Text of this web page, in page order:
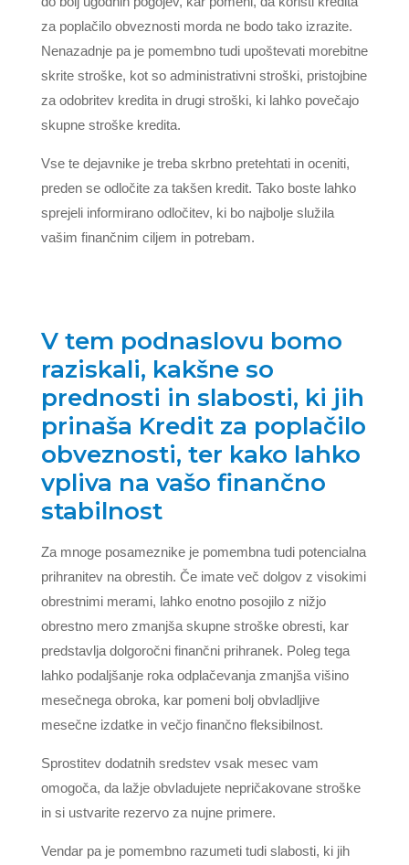
za poplačilo obveznosti morda ne bodo tako izrazite.
Nenazadnje pa je pomembno tudi upoštevati morebitne
skrite stroške, kot so administrativni stroški, pristojbine
za odobritev kredita in drugi stroški, ki lahko povečajo
skupne stroške kredita.
Vse te dejavnike je treba skrbno pretehtati in oceniti,
preden se odločite za takšen kredit. Tako boste lahko
sprejeli informirano odločitev, ki bo najbolje služila
vašim finančnim ciljem in potrebam.
V tem podnaslovu bomo
raziskali, kakšne so
prednosti in slabosti, ki jih
prinaša Kredit za poplačilo
obveznosti, ter kako lahko
vpliva na vašo finančno
stabilnost
Za mnoge posameznike je pomembna tudi potencialna
prihranitev na obrestih. Če imate več dolgov z visokimi
obrestnimi merami, lahko enotno posojilo z nižjo
obrestno mero zmanjša skupne stroške obresti, kar
predstavlja dolgoročni finančni prihranek. Poleg tega
lahko podaljšanje roka odplačevanja zmanjša višino
mesečnega obroka, kar pomeni bolj obvladljive
mesečne izdatke in večjo finančno fleksibilnost.
Sprostitev dodatnih sredstev vsak mesec vam
omogoča, da lažje obvladujete nepričakovane stroške
in si ustvarite rezervo za nujne primere.
Vendar pa je pomembno razumeti tudi slabosti, ki jih